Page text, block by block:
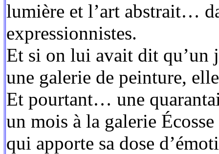
lumière et l’art abstrait…
expressionnistes.
Et si on lui avait dit qu’un
une galerie de peinture,
Et pourtant… une
un mois à la galerie
qui apporte sa dose